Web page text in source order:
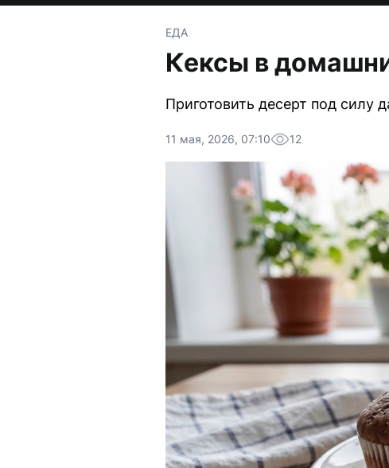
ЕДА
Кексы в
Приготовить десерт под
11 мая, 2026, 07:10 12